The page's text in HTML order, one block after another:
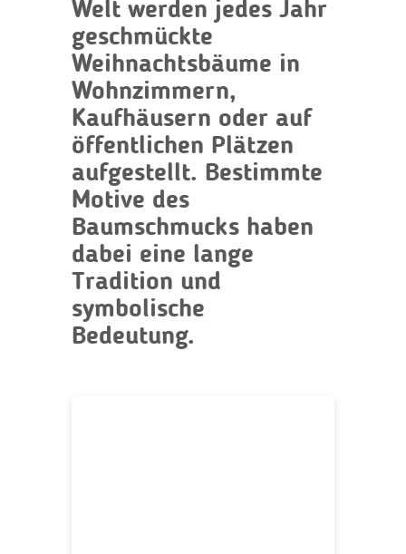
Welt werden jedes Jahr
geschmückte
Weihnachtsbäume in
Wohnzimmern,
Kaufhäusern oder auf
öffentlichen Plätzen
aufgestellt. Bestimmte
Motive des
Baumschmucks haben
dabei eine lange
Tradition und
symbolische
Bedeutung.